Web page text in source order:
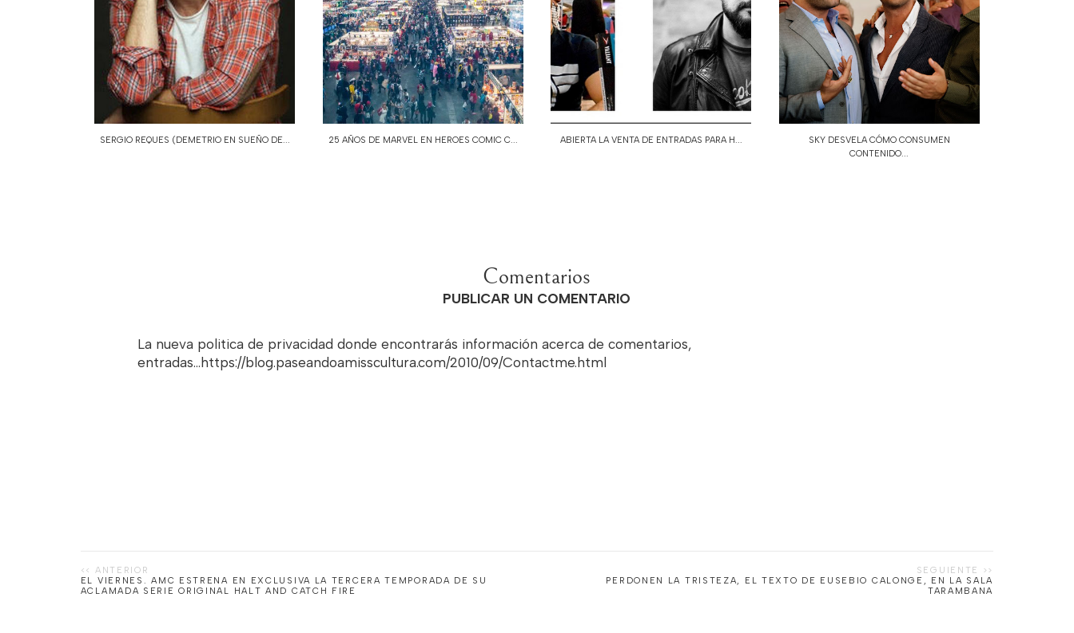
SERGIO REQUES (DEMETRIO EN SUEÑO DE... 25 AÑOS DE MARVEL EN HEROES COMIC C... ABIERTA LA VENTA DE ENTRADAS PARA H...
SKY DESVELA CÓMO CONSUMEN
CONTENIDO...
Comentarios
PUBLICAR UN COMENTARIO
La nueva politica de privacidad donde encontrarás información acerca de comentarios,
entradas...https://blog.paseandoamisscultura.com/2010/09/Contactme.html
EL VIERNES. AMC ESTRENA EN EXCLUSIVA LA TERCERA TEMPORADA DE SU
ACLAMADA SERIE ORIGINAL HALT AND CATCH FIRE
PERDONEN LA TRISTEZA, EL TEXTO DE EUSEBIO CALONGE, EN LA SALA
TARAMBANA